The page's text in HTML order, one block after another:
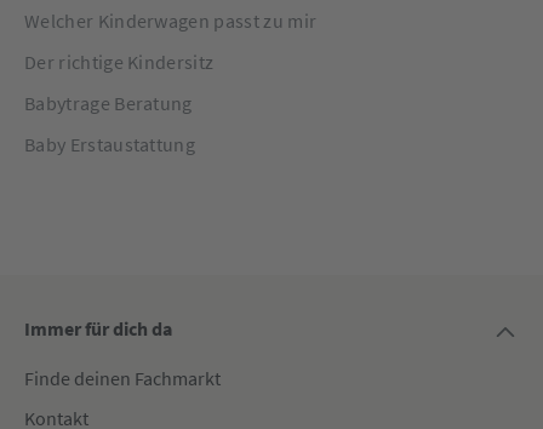
Welcher Kinderwagen passt zu mir
Der richtige Kindersitz
Babytrage Beratung
Baby Erstaustattung
Immer für dich da
Finde deinen Fachmarkt
Kontakt